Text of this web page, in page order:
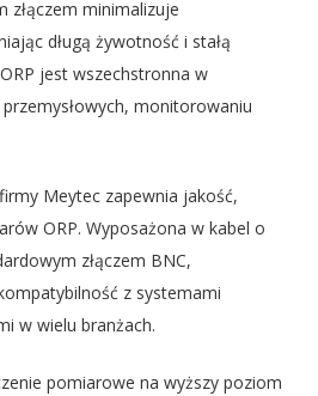
złączem minimalizuje
długą żywotność i stałą
jest wszechstronna w
monitorowaniu
Meytec zapewnia jakość,
ORP. Wyposażona w kabel o
złączem BNC,
z systemami
w wielu branżach.
pomiarowe na wyższy poziom